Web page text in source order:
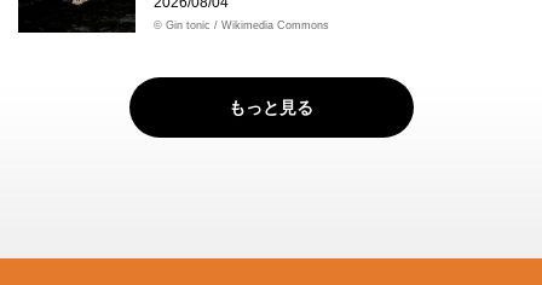
© Gin tonic / Wikimedia Commons
もっと見る